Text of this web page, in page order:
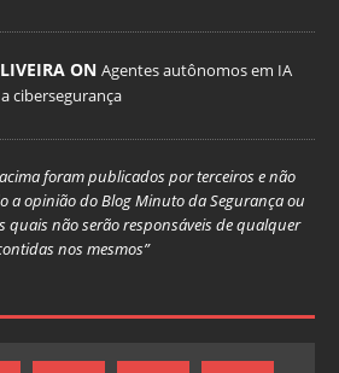
ON Agentes autônomos em IA
cibersegurança
foram publicados por terceiros e não
a opinião do Blog Minuto da Segurança ou
quais não serão responsáveis de qualquer
nos mesmos”